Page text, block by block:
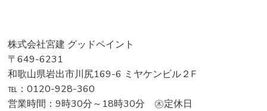
株式会社宮建 グッドペイント
〒649-6231
和歌山県岩出市川尻169-6 ミヤケンビル２F
℡：0120-928-360
営業時間：9時30分～18時30分 ㊍定休日